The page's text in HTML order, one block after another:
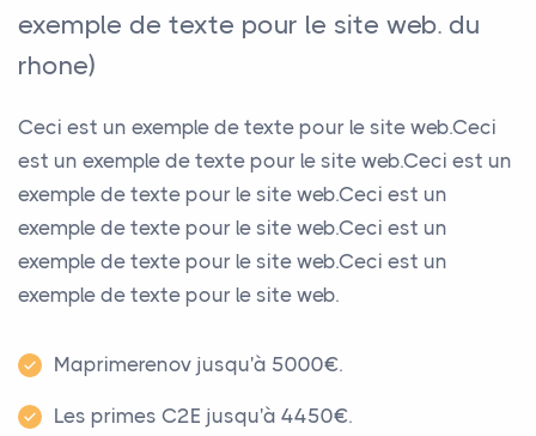
exemple de texte pour le site web. du
rhone)
Ceci est un exemple de texte pour le site web.Ceci
est un exemple de texte pour le site web.Ceci est un
exemple de texte pour le site web.Ceci est un
exemple de texte pour le site web.Ceci est un
exemple de texte pour le site web.Ceci est un
exemple de texte pour le site web.
Maprimerenov jusqu'à 5000€.
Les primes C2E jusqu'à 4450€.